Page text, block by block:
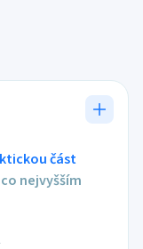
část
nejvyšším